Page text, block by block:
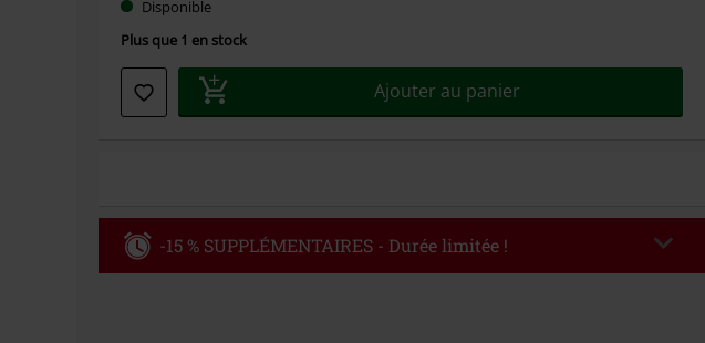
Disponible
Plus que 1 en stock
Ajouter au panier
-15 % SUPPLÉMENTAIRES - Durée limitée !